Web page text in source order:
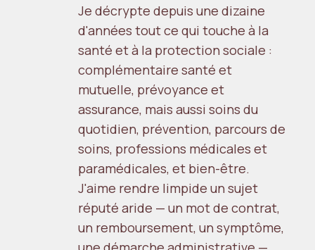
Je décrypte depuis une dizaine
d'années tout ce qui touche à la
santé et à la protection sociale :
complémentaire santé et
mutuelle, prévoyance et
assurance, mais aussi soins du
quotidien, prévention, parcours de
soins, professions médicales et
paramédicales, et bien-être.
J'aime rendre limpide un sujet
réputé aride — un mot de contrat,
un remboursement, un symptôme,